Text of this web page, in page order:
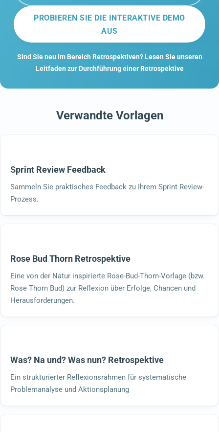
PROBIEREN SIE DIE INTERAKTIVE DEMO
AUS
Sind Sie neu im Bereich Retrospektiven? Lesen Sie unseren
Leitfaden zur Durchführung einer Retrospektive
Verwandte Vorlagen
Sprint Review Feedback
Sammeln Sie praktisches Feedback zu Ihrem Sprint Review-
Prozess.
Rose Bud Thorn Retrospektive
Eine von der Natur inspirierte Rose-Bud-Thorn-Vorlage (bzw.
Rose Thorn Bud) zur Reflexion über Erfolge, Chancen und
Herausforderungen.
Was? Na und? Was nun? Retrospektive
Ein strukturierter Reflexionsrahmen für systematische
Problemanalyse und Aktionsplanung